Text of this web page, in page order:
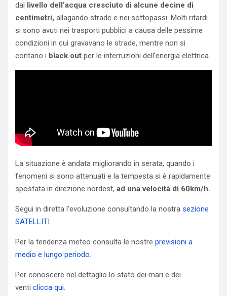
dal livello dell’acqua cresciuto di alcune decine di
centimetri, allagando strade e nei sottopassi. Molti ritardi
si sono avuti nei trasporti pubblici a causa delle pessime
condizioni in cui gravavano le strade, mentre non si
contano i black out per le interruzioni dell’energia elettrica.
La situazione è andata migliorando in serata, quando i
fenomeni si sono attenuati e la tempesta si è rapidamente
spostata in direzione nordest, ad una velocità di 60km/h.
Segui in diretta l’evoluzione consultando la nostra sezione
SATELLITI.
Per la tendenza meteo consulta le nostre previsioni a
medio e lungo periodo.
Per conoscere nel dettaglio lo stato dei mari e dei
venti clicca qui.